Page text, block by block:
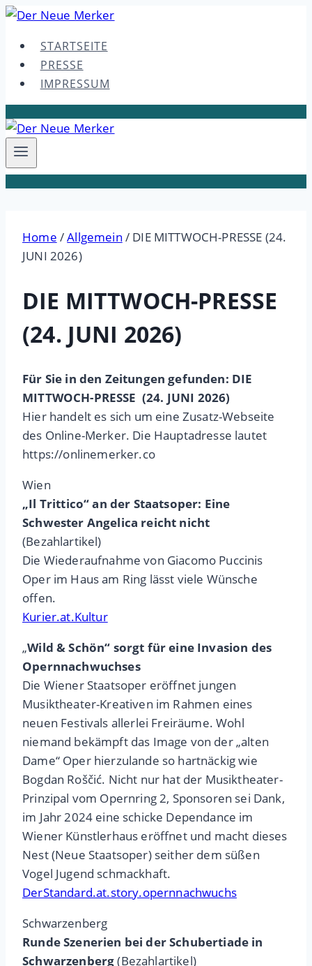
Skip
contentSTARTSEITE
PRESSE
IMPRESSUM
Home /Allgemein / DIE MITTWOCH-PRESSE (24.
JUNI 2026)
DIE MITTWOCH-PRESSE
(24. JUNI 2026)
Für Sie in den Zeitungen gefunden: DIE
MITTWOCH-PRESSE (24. JUNI 2026)
Hier handelt es sich um eine Zusatz-Webseite
des Online-Merker. Die Hauptadresse lautet
https://onlinemerker.co
Wien
„Il Trittico“ an der Staatsoper: Eine
Schwester Angelica reicht nicht
(Bezahlartikel)
Die Wiederaufnahme von Giacomo Puccinis
Oper im Haus am Ring lässt viele Wünsche
offen.
Kurier.at.Kultur
„Wild & Schön“ sorgt für eine Invasion des
Opernnachwuchses
Die Wiener Staatsoper eröffnet jungen
Musiktheater-Kreativen im Rahmen eines
neuen Festivals allerlei Freiräume. Wohl
niemand bekämpft das Image von der „alten
Dame“ Oper hierzulande so hartnäckig wie
Bogdan Roščić. Nicht nur hat der Musiktheater-
Prinzipal vom Opernring 2, Sponsoren sei Dank,
im Jahr 2024 eine schicke Dependance im
Wiener Künstlerhaus eröffnet und macht dieses
Nest (Neue Staatsoper) seither dem süßen
Vogel Jugend schmackhaft.
DerStandard.at.story.opernnachwuchs
Schwarzenberg
Runde Szenerien bei der Schubertiade in
Schwarzenberg(Bezahlartikel)